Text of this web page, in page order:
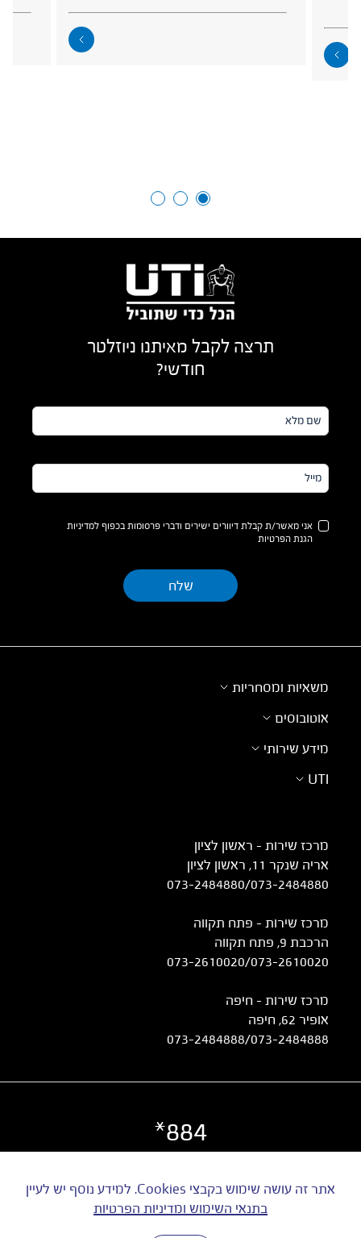
תרצה לקבל מאיתנו ניוזלטר
חודשי?
שם
מלא*
מייל*
אני מאשר/ת קבלת דיוורים ישירים ודברי פרסומות בכפוף למדיניות
הגנת הפרטיות
משאיות ומסחריות
אוטובוסים
מידע שירותי
UTI
מרכז שירות – ראשון לציון
אריה שנקר 11, ראשון לציון
073-2484880/073-2484880
מרכז שירות – פתח תקווה
הרכבת 9, פתח תקווה
073-2610020/073-2610020
מרכז שירות - חיפה
אופיר 62, חיפה
073-2484888/073-2484888
884*
אתר זה עושה שימוש בקבצי Cookies. למידע נוסף יש לעיין
בתנאי השימוש ומדיניות הפרטיות